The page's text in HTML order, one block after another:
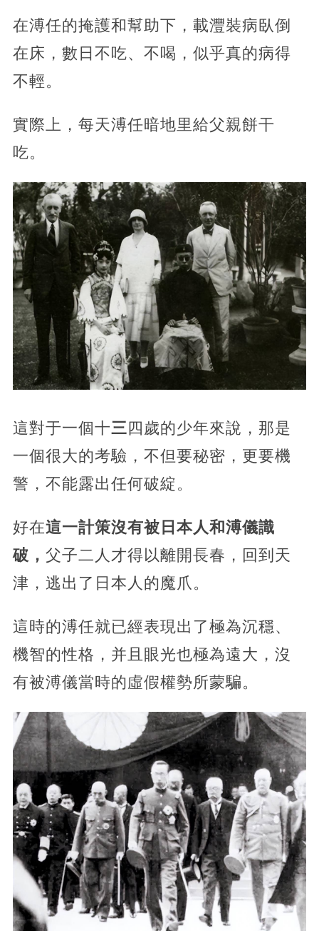
在溥任的掩護和幫助下，載灃裝病臥倒
在床，數日不吃、不喝，似乎真的病得
不輕。
實際上，每天溥任暗地里給父親餅干
吃。
這對于一個十三四歲的少年來說，那是
一個很大的考驗，不但要秘密，更要機
警，不能露出任何破綻。
好在這一計策沒有被日本人和溥儀識
破， 父子二人才得以離開長春，回到天
津，逃出了日本人的魔爪。
這時的溥任就已經表現出了極為沉穩、
機智的性格，并且眼光也極為遠大，沒
有被溥儀當時的虛假權勢所蒙騙。